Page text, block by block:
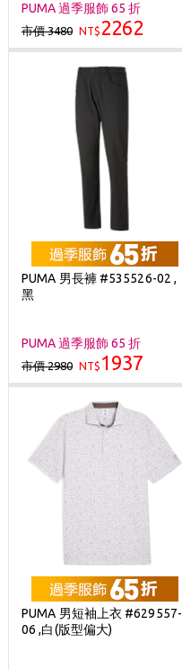
PUMA 過季服飾 65 折
市價 3480 NT$ 2262
PUMA 男長褲 #535526-02 ,
黑
PUMA 過季服飾 65 折
市價 2980 NT$ 1937
PUMA 男短袖上衣 #629557-
06 ,白(版型偏大)